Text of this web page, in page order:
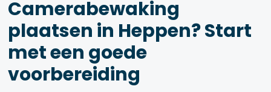
Camerabewaking
plaatsen in Heppen? Start
met een goede
voorbereiding